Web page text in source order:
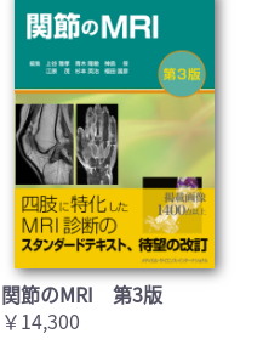
関節のMRI 第3版
￥14,300